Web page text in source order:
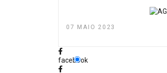
07 MAIO 2023
facebook